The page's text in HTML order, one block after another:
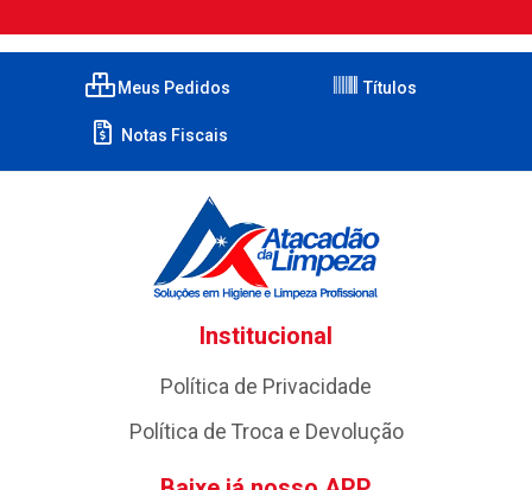
Meus Pedidos Títulos
Notas Fiscais
Institucional
Política de Privacidade
Política de Troca e Devolução